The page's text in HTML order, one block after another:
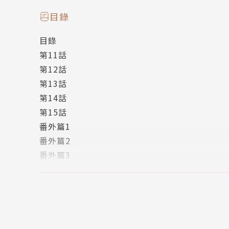
相關著作：《初戀蒲公英～無法坦誠我愛你～(
譯者簡介
NOI
自由譯者
目錄
目錄
第11話
第12話
第13話
第14話
第15話
番外篇1
番外篇2
番外篇3